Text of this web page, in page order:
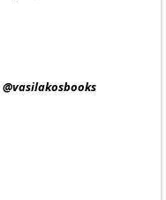
@vasilakosbooks